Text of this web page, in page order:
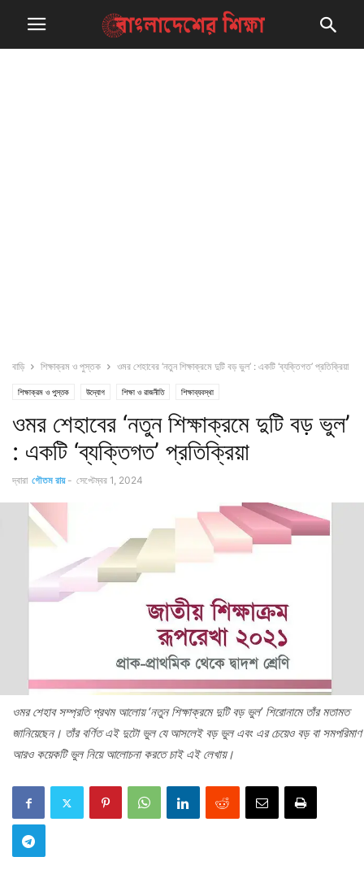
বাড়ি শিক্ষাক্রম ও পুস্তক ওমর শেহাবের ‘নতুন শিক্ষাক্রমে দুটি বড় ভুল’ : একটি ‘ব্যক্তিগত’ প্রতিক্রিয়া
শিক্ষাক্রম ও পুস্তক উদ্যোগ শিক্ষা ও রাজনীতি শিক্ষাব্যবস্থা
ওমর শেহাবের ‘নতুন শিক্ষাক্রমে দুটি বড় ভুল’
: একটি ‘ব্যক্তিগত’ প্রতিক্রিয়া
দ্বারা গৌতম রায় - সেপ্টেম্বর 1, 2024
ওমর শেহাব সম্প্রতি প্রথম আলোয় ‘নতুন শিক্ষাক্রমে দুটি বড় ভুল’ শিরোনামে তাঁর মতামত
জানিয়েছেন। তাঁর বর্ণিত এই দুটো ভুল যে আসলেই বড় ভুল এবং এর চেয়েও বড় বা সমপরিমাণ
আরও কয়েকটি ভুল নিয়ে আলোচনা করতে চাই এই লেখায়।